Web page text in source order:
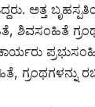
ಅತ್ತ
ಶಿವಸಂಹಿತೆ
ಗ್ರಂಥಗಳನ್ನು